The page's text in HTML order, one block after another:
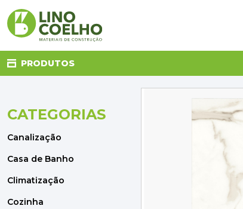
PRODUTOS
CANALIZAÇÃO
CLIMATIZAÇÃO
COZINHA
ELETRICIDADE
FERRAGENS
CATEGORIAS
Canalização
Casa de Banho
Climatização
Cozinha